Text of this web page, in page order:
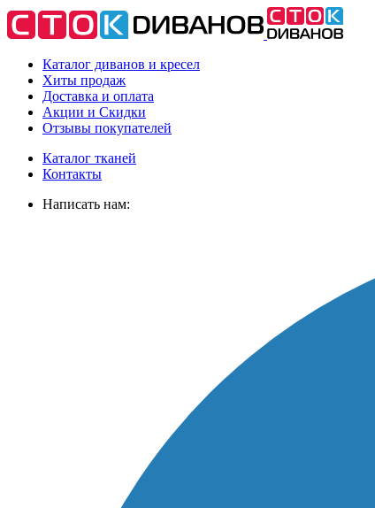
Каталог диванов и кресел
Хиты продаж
Доставка и оплата
Акции и Скидки
Отзывы покупателей
Каталог тканей
Контакты
Написать нам: